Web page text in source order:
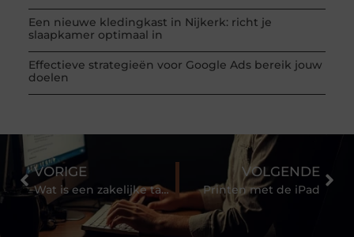
Een nieuwe kledingkast in Nijkerk: richt je
slaapkamer optimaal in
Effectieve strategieën voor Google Ads bereik jouw
doelen
VORIGE
Wat is een zakelijke tankpas?
VOLGENDE
Printen met de iPad